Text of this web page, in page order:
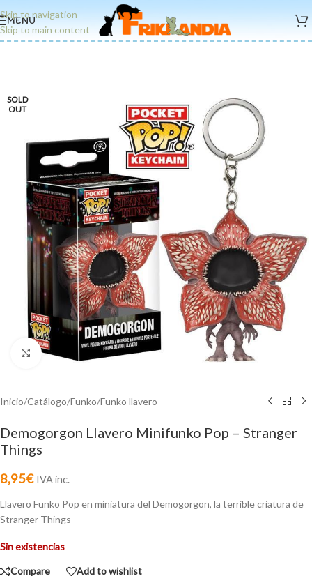
Skip to navigation
Skip to main content
MENU
SOLD
OUT
Click to enlarge
Inicio/Catálogo/Funko/Funko llavero
Demogorgon Llavero Minifunko Pop – Stranger
Things
8,95€ IVA inc.
Llavero Funko Pop en miniatura del Demogorgon, la terrible criatura de
Stranger Things
Sin existencias
Compare Add to wishlist